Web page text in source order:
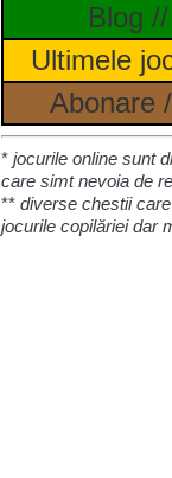
Blog //
Ultimele
Abonare
* jocurile online sunt
care simt nevoia de
** diverse chestii
jocurile copilăriei dar